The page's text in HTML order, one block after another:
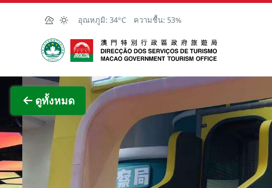
Skip to Main Content
อุณหภูมิ: 34°C ความชื้น: 53%
สำนักงานการท่องเที่ยวของรัฐบาลมาเก๊า
ดูทั้งหมด
ภาพขยาย